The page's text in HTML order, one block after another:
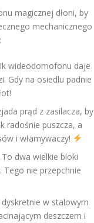
magicznej dłoni, by
mechanicznego
wideodomofonu daje
Gdy na osiedlu padnie
prąd z zasilacza, by
radośnie puszcza, a
i włamywaczy!
dwa wielkie bloki
Tego nie przepchnie
dyskretnie w stalowym
deszczem i